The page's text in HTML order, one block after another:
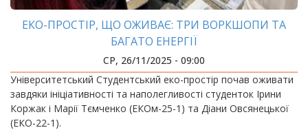
ЕКО-ПРОСТІР, ЩО ОЖИВАЄ: ТРИ ВОРКШОПИ ТА
БАГАТО ЕНЕРГІЇ
СР, 26/11/2025 - 09:00
Університетський Студентський еко-простір почав оживати
завдяки ініціативності та наполегливості студенток Ірини
Коржак і Марії Тємченко (ЕКОм-25-1) та Діани Овсянецької
(ЕКО-22-1).